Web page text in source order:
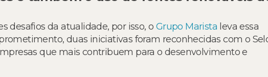
desafios da atualidade, por isso, o Grupo Marista leva essa
duas iniciativas foram reconhecidas com o
que mais contribuem para o desenvolvimento e